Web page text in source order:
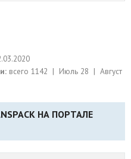
всего 1142 | Июль 28 | Август
НА ПОРТАЛЕ